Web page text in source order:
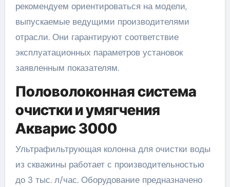
рекомендуем ориентироваться на модели,
выпускаемые ведущими производителями
отрасли. Они гарантируют соответствие
эксплуатационных параметров установок
заявленным показателям.
Половолоконная система
очистки и умягчения
Акварис 3000
Ультрафильтрующая колонна для очистки воды
из скважины работает с производительностью
до 3 тыс. л/час. Оборудование предназначено